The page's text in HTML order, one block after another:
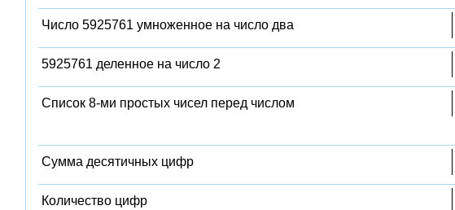
Число 5925761 умноженное на число два
5925761 деленное на число 2
Список 8-ми простых чисел перед числом
Сумма десятичных цифр
Количество цифр